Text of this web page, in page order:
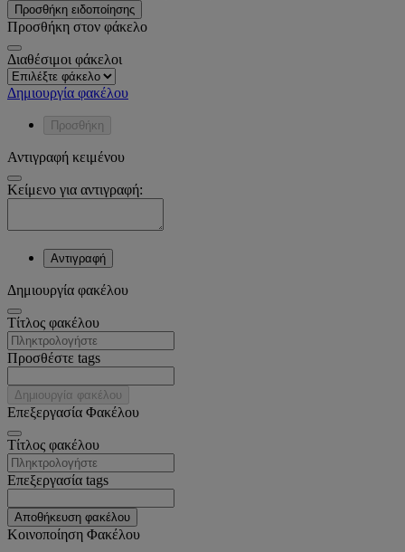
Προσθήκη ειδοποίησης
Προσθήκη στον φάκελο
Διαθέσιμοι φάκελοι
Δημιουργία φακέλου
Προσθήκη
Αντιγραφή κειμένου
Κείμενο για αντιγραφή:
Αντιγραφή
Δημιουργία φακέλου
Tίτλος φακέλου
Προσθέστε tags
Δημιουργία φακέλου
Επεξεργασία Φακέλου
Tίτλος φακέλου
Επεξεργασία tags
Αποθήκευση φακέλου
Κοινοποίηση Φακέλου